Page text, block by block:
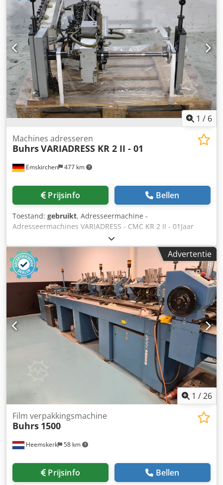
invoeren/lezen/verzamelen/vallen van A4-documenten
(transactiekanaal) - Mueller Apparatebau snijmachines
voor continue papierverwerking per snijvel voor het
invoeren/lezen/verzamelen/vallen van A4-documenten
(transactiekanaal) Dkjdpfet Akt Dsx Amtor - Buhrs ITM
omkeerbandmodules - Buhrs ITM uitlijntafelmodules -
Buhrs ITM posttafelmodules - Buhrs ITM invoer - roterend
- frictie- en duwinvoer Breid uit en krijg meer
productiemogelijkheden op uw Buhrs ITM BB300, BB600 of
BB700..... Ja, het is mogelijk!
1 / 6
Emskirchen 477 km
Machines adresseren
BuhrsVARIADRESS KR 2 II - 01
Prijsinfo Bellen
Toestand: gebruikt, Adresseermachine -
Adresseermachines VARIADRESS - CMC KR 2 II - 01Jaar
1992 - Serienr. CMC KR 2 II -01 Djdsh Ax Skspfx Amtskr
Online-Video-Inspectie via Skype-Video Wij verheugen ons
op uw bezoek - meer machines op voorraad Onmiddellijk
beschikbaar - Kan bezichtigd worden Op voorraad
Emskirchen / Neurenberg - Kan getest worden
Advertentie
1 /26
Heemskerk 58 km
Film verpakkingsmachine
Buhrs 1500
Prijsinfo Bellen